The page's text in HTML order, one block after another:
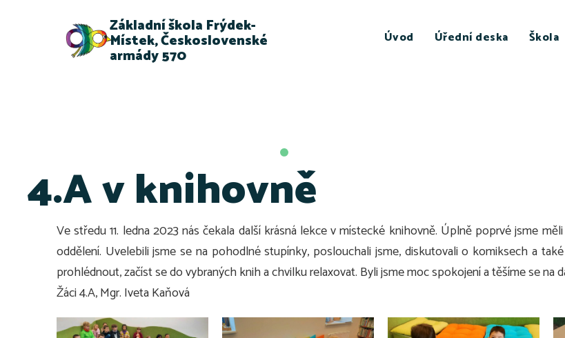
Základní škola Frýdek-
Místek, Československé
armády 570
Úvod Úřední deska Škola
4.A v knihovně
Ve středu 11. ledna 2023 nás čekala další krásná lekce v místecké knihovně. Úplně poprvé jsme
oddělení. Uvelebili jsme se na pohodlné stupínky, poslouchali jsme, diskutovali o komiksech a
prohlédnout, začíst se do vybraných knih a chvilku relaxovat. Byli jsme moc spokojení a těšíme se na
Žáci 4.A, Mgr. Iveta Kaňová